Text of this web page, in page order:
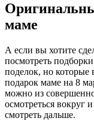
маме
А если вы хотите
посмотреть
поделок, но которые
подарок маме на 8
можно из
осмотреться вокруг
смотреть дальше.